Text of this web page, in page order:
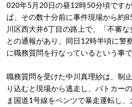
020年5月20日の昼12時50分頃です
ば、その数十分前に事件現場から約
川区西大井6丁目の路上で、「不審な
との通報があり、同日12時半頃に警
に職務質問を行なっているという事で
職務質問を受けた中川真理紗は、制
り込むと現場から逃走し、パトカー
ま国道1号線をベンツで暴走運転し